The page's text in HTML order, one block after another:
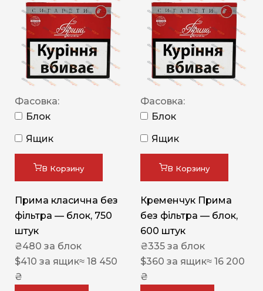
Фасовка:
Блок
Ящик
В Корзину
Прима класична без
фільтра — блок, 750
штук
₴480 за блок
$410 за ящик≈ 18 450
₴
Фасовка:
Блок
Ящик
В Корзину
Кременчук Прима
без фільтра — блок,
600 штук
₴335 за блок
$360 за ящик≈ 16 200
₴